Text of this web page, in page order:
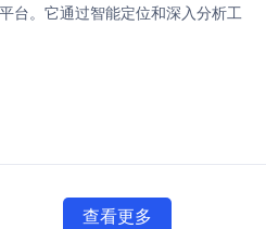
台。它通过智能定位和深入分析工
查看更多